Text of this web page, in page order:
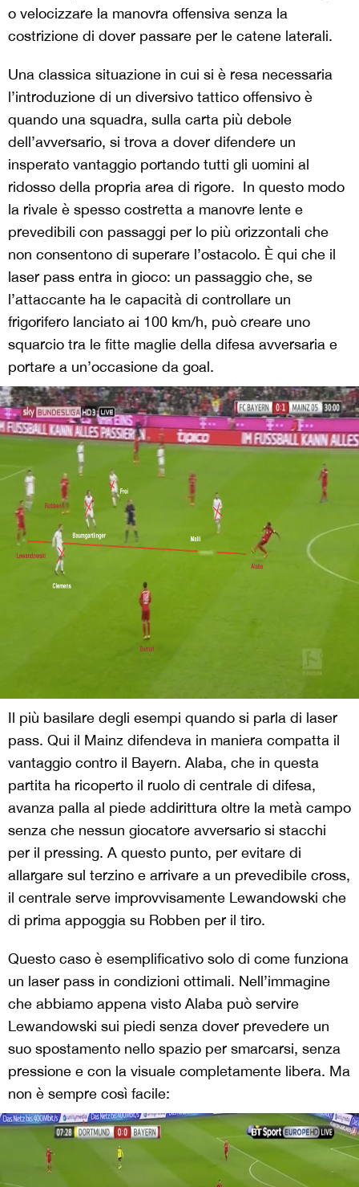
o velocizzare la manovra offensiva senza la
costrizione di dover passare per le catene laterali.
Una classica situazione in cui si è resa necessaria
l’introduzione di un diversivo tattico offensivo è
quando una squadra, sulla carta più debole
dell’avversario, si trova a dover difendere un
insperato vantaggio portando tutti gli uomini al
ridosso della propria area di rigore. In questo modo
la rivale è spesso costretta a manovre lente e
prevedibili con passaggi per lo più orizzontali che
non consentono di superare l’ostacolo. È qui che il
laser pass entra in gioco: un passaggio che, se
l’attaccante ha le capacità di controllare un
frigorifero lanciato ai 100 km/h, può creare uno
squarcio tra le fitte maglie della difesa avversaria e
portare a un’occasione da goal.
Il più basilare degli esempi quando si parla di laser
pass. Qui il Mainz difendeva in maniera compatta il
vantaggio contro il Bayern. Alaba, che in questa
partita ha ricoperto il ruolo di centrale di difesa,
avanza palla al piede addirittura oltre la metà campo
senza che nessun giocatore avversario si stacchi
per il pressing. A questo punto, per evitare di
allargare sul terzino e arrivare a un prevedibile cross,
il centrale serve improvvisamente Lewandowski che
di prima appoggia su Robben per il tiro.
Questo caso è esemplificativo solo di come funziona
un laser pass in condizioni ottimali. Nell’immagine
che abbiamo appena visto Alaba può servire
Lewandowski sui piedi senza dover prevedere un
suo spostamento nello spazio per smarcarsi, senza
pressione e con la visuale completamente libera. Ma
non è sempre così facile: